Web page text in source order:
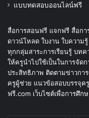
แบบทดสอบออนไลน์ฟรี
สื่อการสอนฟรี แจกฟรี สื่อก
ดาวน์โหลด ใบงาน ใบควา
ทุกกลุ่มสาระการเรียนรู้ บท
ให้ครูนำไปใช้เป็นในการจัด
ประสิทธิภาพ ติดตามข่าวกา
ครูผู้ช่วย แนวข้อสอบบรรจุ
ฟรี.com เว็บไซต์เพื่อการศึ